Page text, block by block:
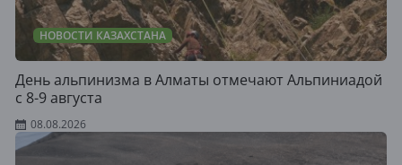
НОВОСТИ КАЗАХСТАНА
День альпинизма в Алматы отмечают Альпиниадой
с 8-9 августа
08.08.2026